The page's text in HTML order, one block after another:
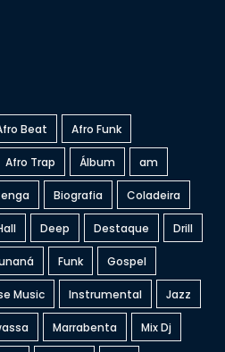
Beat Afro Funk
Afro Trap Álbum am
Biografia Coladeira
Deep Destaque Drill
Funk Gospel
Music Instrumental Jazz
Marrabenta Mix Dj